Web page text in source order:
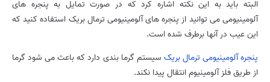
البته باید به این نکته اشاره کرد که در صورت تمایل به پنجره های
آلومینیومی می توانید از پنجره های آلومینیومی ترمال بریک استفاده کنید که
این عیب در آنها برطرف شده است.
پنجره آلومینیومی ترمال بریک سیستم گرما بندی دارد که باعث می شود گرما
از طریق فلز آلومینیوم انتقال پیدا نکند.